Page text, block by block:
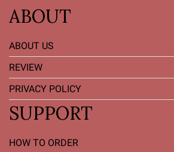
ABOUT
ABOUT US
REVIEW
PRIVACY POLICY
SUPPORT
HOW TO ORDER